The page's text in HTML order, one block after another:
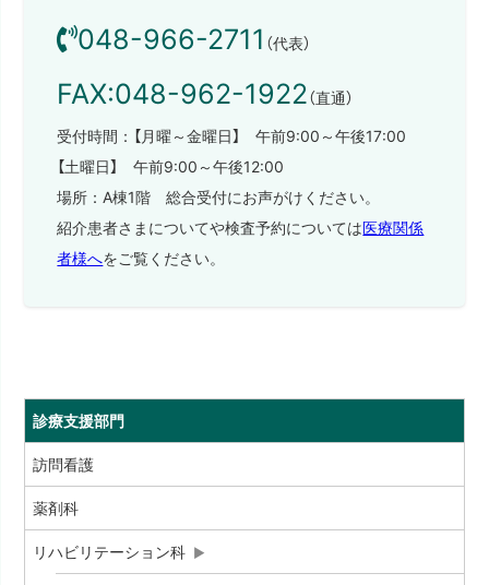
048-966-2711 （代表）
FAX:048-962-1922（直通）
受付時間：【月曜～金曜日】 午前9:00～午後17:00
【土曜日】 午前9:00～午後12:00
場所：A棟1階 総合受付にお声がけください。
紹介患者さまについてや検査予約については医療関係
者様へをご覧ください。
診療支援部門
訪問看護
薬剤科
リハビリテーション科